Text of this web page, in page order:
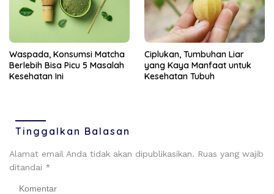
Waspada, Konsumsi Matcha
Berlebih Bisa Picu 5 Masalah
Kesehatan Ini
Ciplukan, Tumbuhan Liar
yang Kaya Manfaat untuk
Kesehatan Tubuh
Tinggalkan Balasan
Alamat email Anda tidak akan dipublikasikan. Ruas yang wajib
ditandai *